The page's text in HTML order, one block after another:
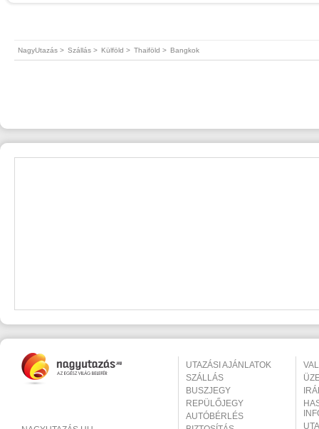
NagyUtazás > Szállás > Külföld > Thaiföld > Bangkok
UTAZÁSI AJÁNLATOK
SZÁLLÁS
BUSZJEGY
REPÜLŐJEGY
AUTÓBÉRLÉS